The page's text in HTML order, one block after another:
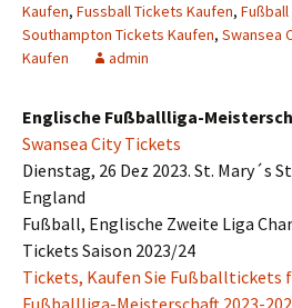
Kaufen, Fussball Tickets Kaufen,
Southampton Tickets Kaufen, Swansea
Kaufen
admin
Englische Fußballliga-
Swansea City Tickets
Dienstag, 26 Dez 2023. St. Mary´s
England
Fußball, Englische Zweite Liga
Tickets Saison 2023/24
Tickets, Kaufen Sie Fußballtickets
Fußballliga-Meisterschaft 2023-